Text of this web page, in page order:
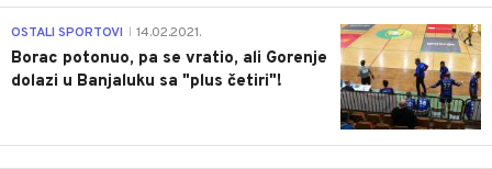
3
OSTALI SPORTOVI 14.02.2021.
Borac potonuo, pa se vratio, ali Gorenje
dolazi u Banjaluku sa "plus četiri"!